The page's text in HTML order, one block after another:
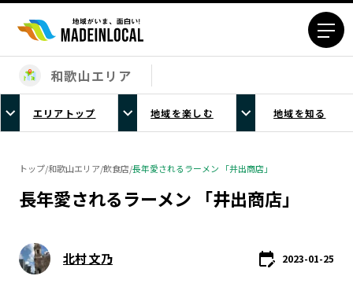
エリアから探す
北海道エリア
青森エリア
秋田エリア
山形エリア
福島エリア
茨城エリア
埼玉エリア
東京23区エリア
和歌山エリア
エリアトップ 地域を楽しむ 地域を知る
トップ/和歌山エリア/飲食店/長年愛されるラーメン 「井出商店」
長年愛されるラーメン 「井出商店」
北村 文乃 2023-01-25